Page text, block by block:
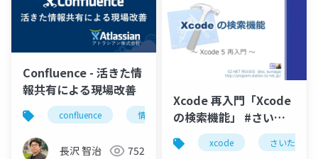
Confluence - 活きた情
報共有による現場改善
confluence 情報共有 ナレッジ共有
長沢 智治 752
Xcode 再入門「Xcode
の検索機能」 #さいた
まdev xcode さいたまdev